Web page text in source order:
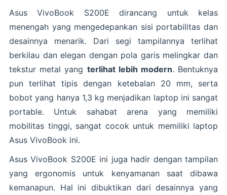
Asus VivoBook S200E dirancang untuk kelas
menengah yang mengedepankan sisi portabilitas dan
desainnya menarik. Dari segi tampilannya terlihat
berkilau dan elegan dengan pola garis melingkar dan
tekstur metal yang terlihat lebih modern. Bentuknya
pun terlihat tipis dengan ketebalan 20 mm, serta
bobot yang hanya 1,3 kg menjadikan laptop ini sangat
portable. Untuk sahabat arena yang memiliki
mobilitas tinggi, sangat cocok untuk memiliki laptop
Asus VivoBook ini.
Asus VivoBook S200E ini juga hadir dengan tampilan
yang ergonomis untuk kenyamanan saat dibawa
kemanapun. Hal ini dibuktikan dari desainnya yang